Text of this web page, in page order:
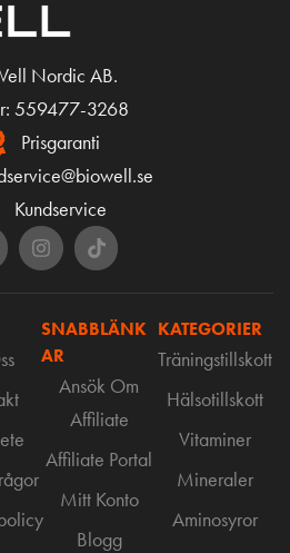
Nordic AB.
559477-3268
Prisgaranti
Kundservice
SNABBLÄNK
AR
Ansök Om
Affiliate
Affiliate Portal
Mitt Konto
Blogg
KATEGORIER
Träningstillskott
Hälsotillskott
Vitaminer
Mineraler
Aminosyror